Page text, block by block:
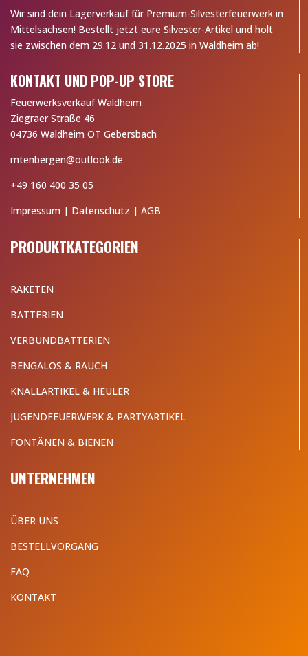
Wir sind dein Lagerverkauf für Premium-Silvesterfeuerwerk in
Mittelsachsen! Bestellt jetzt eure Silvester-Artikel und holt
sie zwischen dem 29.12 und 31.12.2025 in Waldheim ab!
KONTAKT UND POP-UP STORE
Feuerwerksverkauf Waldheim
Ziegraer Straße 46
04736 Waldheim OT Gebersbach
mtenbergen@outlook.de
+49 160 400 35 05
Impressum | Datenschutz |AGB
PRODUKTKATEGORIEN
RAKETEN
BATTERIEN
VERBUNDBATTERIEN
BENGALOS & RAUCH
KNALLARTIKEL & HEULER
JUGENDFEUERWERK & PARTYARTIKEL
FONTÄNEN & BIENEN
UNTERNEHMEN
ÜBER UNS
BESTELLVORGANG
FAQ
KONTAKT